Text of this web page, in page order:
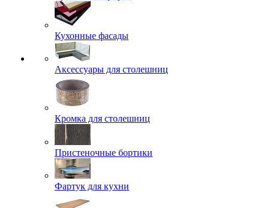
Кухонные фасады
Аксессуары для столешниц
Кромка для столешниц
Пристеночные бортики
Фартук для кухни